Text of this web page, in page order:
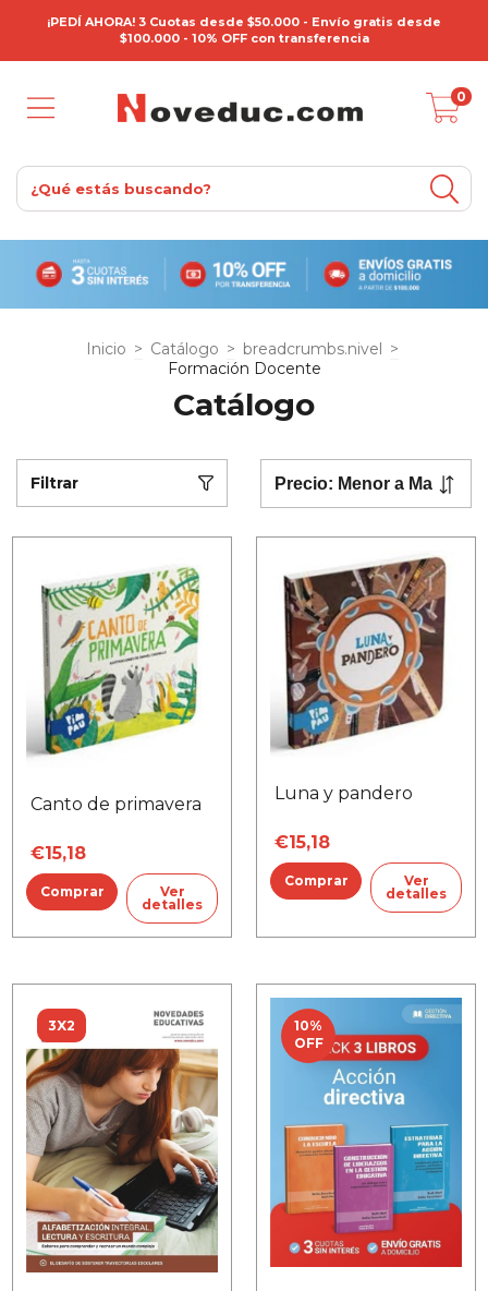
¡PEDÍ AHORA! 3 Cuotas desde $50.000 - Envío gratis desde
$100.000 - 10% OFF con transferencia
0
Inicio > Catálogo > breadcrumbs.nivel >
Formación Docente
Catálogo
Filtrar
Canto de primavera
€15,18
Ver
detalles
Luna y pandero
€15,18
Ver
detalles
3X2 10%
OFF